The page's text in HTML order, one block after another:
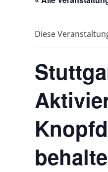
Diese